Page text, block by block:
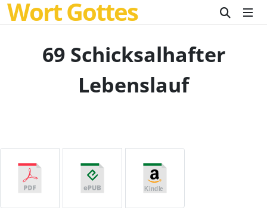
Wort Gottes
69 Schicksalhafter
Lebenslauf